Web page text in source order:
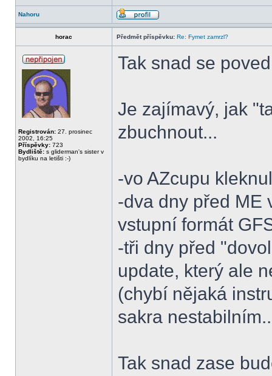
Nahoru
horac Předmět příspěvku: Re: Fymet zamrzl?
Registrován: 27. prosinec
2002, 16:25
Příspěvky: 723
Bydliště: s gliderman's sister v
bydlíku na letišti :-)
Tak snad se
Je zajímavý, jak
zbuchnout...
-vo AZcupu
-dva dny před ME
vstupní formát
-tři dny před
update, který ale
(chybí nějaká
sakra
Tak snad zase